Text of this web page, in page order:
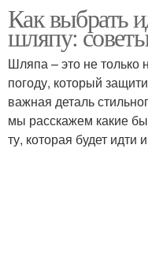
Как выбрать
шляпу:
Шляпа – это не только
погоду, который
важная деталь
мы расскажем какие
ту, которая будет идти